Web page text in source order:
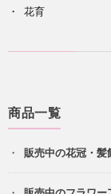
花育
商品一覧
販売中の花冠・髪